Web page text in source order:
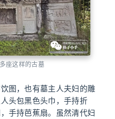
座这样的古墓
图，也有墓主人夫妇的雕
头包黑色头巾，手持折
手持芭蕉扇。虽然清代妇